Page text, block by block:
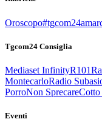
Oroscopo
Tgcom24 Consiglia
Mediaset InfinityR101
MontecarloRadio
PorroNon SprecareCotto
Eventi